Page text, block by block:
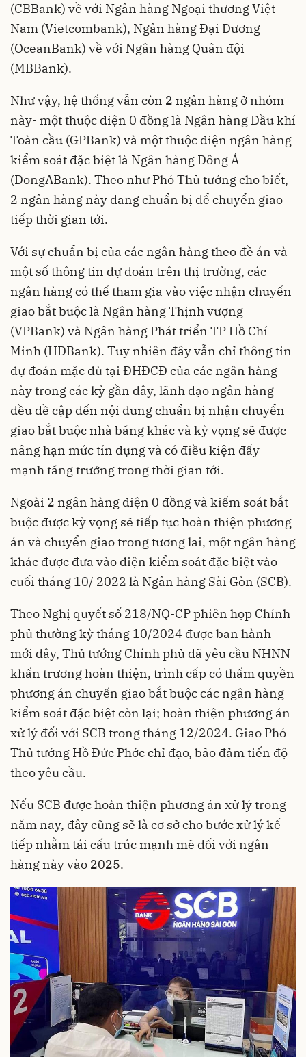
(CBBank) về với Ngân hàng Ngoại thương Việt
Nam (Vietcombank), Ngân hàng Đại Dương
(OceanBank) về với Ngân hàng Quân đội
(MBBank).
Như vậy, hệ thống vẫn còn 2 ngân hàng ở nhóm
này- một thuộc diện 0 đồng là Ngân hàng Dầu khí
Toàn cầu (GPBank) và một thuộc diện ngân hàng
kiểm soát đặc biệt là Ngân hàng Đông Á
(DongABank). Theo như Phó Thủ tướng cho biết,
2 ngân hàng này đang chuẩn bị để chuyển giao
tiếp thời gian tới.
Với sự chuẩn bị của các ngân hàng theo đề án và
một số thông tin dự đoán trên thị trường, các
ngân hàng có thể tham gia vào việc nhận chuyển
giao bắt buộc là Ngân hàng Thịnh vượng
(VPBank) và Ngân hàng Phát triển TP Hồ Chí
Minh (HDBank). Tuy nhiên đây vẫn chỉ thông tin
dự đoán mặc dù tại ĐHĐCĐ của các ngân hàng
này trong các kỳ gần đây, lãnh đạo ngân hàng
đều đề cập đến nội dung chuẩn bị nhận chuyển
giao bắt buộc nhà băng khác và kỳ vọng sẽ được
nâng hạn mức tín dụng và có điều kiện đẩy
mạnh tăng trưởng trong thời gian tới.
Ngoài 2 ngân hàng diện 0 đồng và kiểm soát bắt
buộc được kỳ vọng sẽ tiếp tục hoàn thiện phương
án và chuyển giao trong tương lai, một ngân hàng
khác được đưa vào diện kiểm soát đặc biệt vào
cuối tháng 10/ 2022 là Ngân hàng Sài Gòn (SCB).
Theo Nghị quyết số 218/NQ-CP phiên họp Chính
phủ thường kỳ tháng 10/2024 được ban hành
mới đây, Thủ tướng Chính phủ đã yêu cầu NHNN
khẩn trương hoàn thiện, trình cấp có thẩm quyền
phương án chuyển giao bắt buộc các ngân hàng
kiểm soát đặc biệt còn lại; hoàn thiện phương án
xử lý đối với SCB trong tháng 12/2024. Giao Phó
Thủ tướng Hồ Đức Phớc chỉ đạo, bảo đảm tiến độ
theo yêu cầu.
Nếu SCB được hoàn thiện phương án xử lý trong
năm nay, đây cũng sẽ là cơ sở cho bước xử lý kế
tiếp nhằm tái cấu trúc mạnh mẽ đối với ngân
hàng này vào 2025.